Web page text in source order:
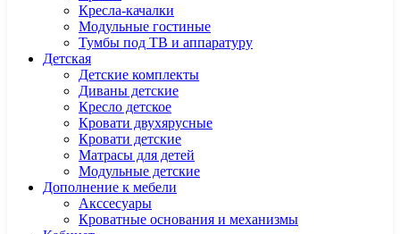
Кресла-качалки
Модульные гостиные
Тумбы под ТВ и аппаратуру
Детская
Детские комплекты
Диваны детские
Кресло детское
Кровати двухярусные
Кровати детские
Матрасы для детей
Модульные детские
Дополнение к мебели
Акссесуары
Кроватные основания и механизмы